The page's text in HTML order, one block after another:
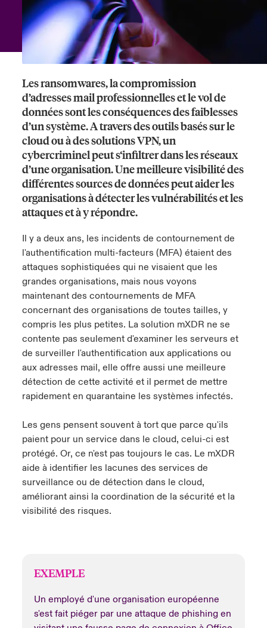
Nous contacter
Indemnisation
Investor Relations
Beazley
sur les risques environnementaux et climatiques 2025
Cyber
nomme Michèle Horner au poste de Country Manage
: le mXDR, une solution de détection et réponse
Cybers qui auraient pu être évités
France
(French)
America
(French)
America
(French)
America
(French)
America
(French)
America
(French)
America
(French)
America
(French)
America
(French)
America
(French)
America
(French)
America
Les ransomwares, la compromission
d’adresses mail professionnelles et le vol de
données sont les conséquences des faiblesses
d’un système. A travers des outils basés sur le
cloud ou à des solutions VPN, un
cybercriminel peut s‘infiltrer dans les réseaux
d’une organisation. Une meilleure visibilité des
différentes sources de données peut aider les
organisations à détecter les vulnérabilités et les
attaques et à y répondre.
Il y a deux ans, les incidents de contournement de
l'authentification multi-facteurs (MFA) étaient des
attaques sophistiquées qui ne visaient que les
grandes organisations, mais nous voyons
maintenant des contournements de MFA
concernant des organisations de toutes tailles, y
compris les plus petites. La solution mXDR ne se
contente pas seulement d'examiner les serveurs et
de surveiller l'authentification aux applications ou
aux adresses mail, elle offre aussi une meilleure
détection de cette activité et il permet de mettre
rapidement en quarantaine les systèmes infectés.
Les gens pensent souvent à tort que parce qu'ils
paient pour un service dans le cloud, celui-ci est
protégé. Or, ce n'est pas toujours le cas. Le mXDR
aide à identifier les lacunes des services de
surveillance ou de détection dans le cloud,
améliorant ainsi la coordination de la sécurité et la
visibilité des risques.
EXEMPLE
Un employé d'une organisation européenne
s'est fait piéger par une attaque de phishing en